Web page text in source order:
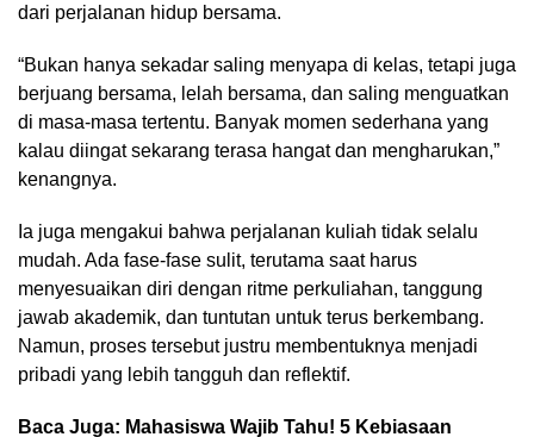
dari perjalanan hidup bersama.
“Bukan hanya sekadar saling menyapa di kelas, tetapi juga
berjuang bersama, lelah bersama, dan saling menguatkan
di masa-masa tertentu. Banyak momen sederhana yang
kalau diingat sekarang terasa hangat dan mengharukan,”
kenangnya.
Ia juga mengakui bahwa perjalanan kuliah tidak selalu
mudah. Ada fase-fase sulit, terutama saat harus
menyesuaikan diri dengan ritme perkuliahan, tanggung
jawab akademik, dan tuntutan untuk terus berkembang.
Namun, proses tersebut justru membentuknya menjadi
pribadi yang lebih tangguh dan reflektif.
Baca Juga: Mahasiswa Wajib Tahu! 5 Kebiasaan